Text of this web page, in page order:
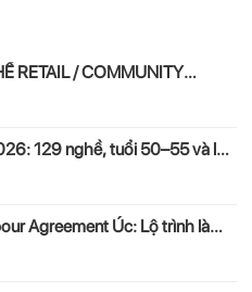
RETAIL / COMMUNITY
– APC & OPRA
129 nghề, tuổi 50–55 và lộ
Agreement Úc: Lộ trình làm
hình On-Hire